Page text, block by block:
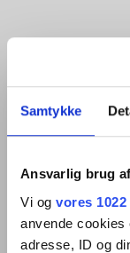
Samtykke
Ansvarlig brug
Vi og vores
anvende cookies
adresse, ID og